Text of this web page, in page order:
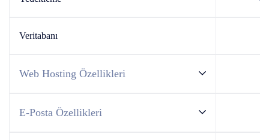
Veritabanı
Web Hosting Özellikleri
E-Posta Özellikleri